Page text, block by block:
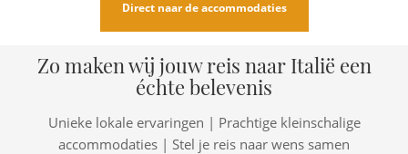
Direct naar de accommodaties
Zo maken wij jouw reis naar Italië een
échte belevenis
Unieke lokale ervaringen | Prachtige kleinschalige
accommodaties | Stel je reis naar wens samen